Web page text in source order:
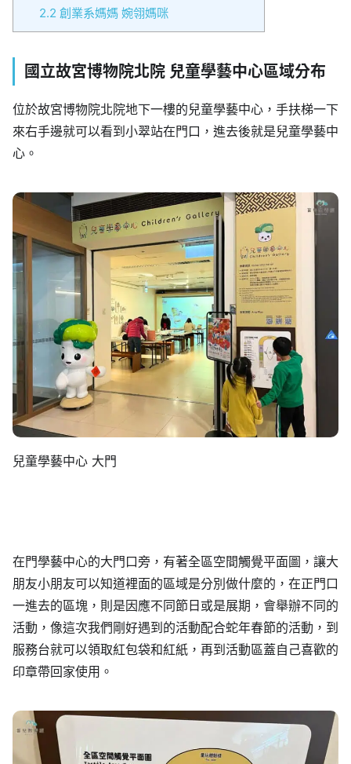
2.2 創業系媽媽 婉翎媽咪
國立故宮博物院北院 兒童學藝中心區域分布
位於故宮博物院北院地下一樓的兒童學藝中心，手扶梯一下
來右手邊就可以看到小翠站在門口，進去後就是兒童學藝中
心。
兒童學藝中心 大門
在門學藝中心的大門口旁，有著全區空間觸覺平面圖，讓大
朋友小朋友可以知道裡面的區域是分別做什麼的，在正門口
一進去的區塊，則是因應不同節日或是展期，會舉辦不同的
活動，像這次我們剛好遇到的活動配合蛇年春節的活動，到
服務台就可以領取紅包袋和紅紙，再到活動區蓋自己喜歡的
印章帶回家使用。